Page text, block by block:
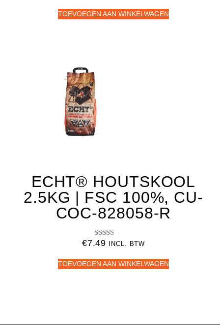
TOEVOEGEN AAN WINKELWAGEN
ECHT® HOUTSKOOL
2.5KG | FSC 100%, CU-
COC-828058-R
Gewaardeerd
€7.49 INCL. BTW
TOEVOEGEN AAN WINKELWAGEN